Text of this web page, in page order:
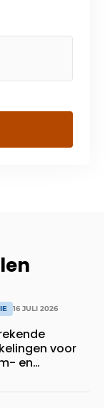
16 JULI 2026
voor
en